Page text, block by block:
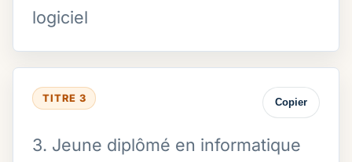
logiciel
TITRE 3 Copier
3. Jeune diplômé en informatique